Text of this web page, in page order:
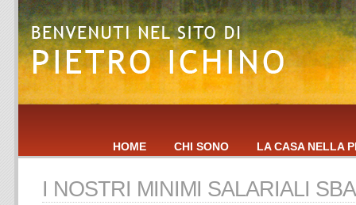
HOME CHI SONO LA CASA NELLA
I NOSTRI MINIMI SALARIALI